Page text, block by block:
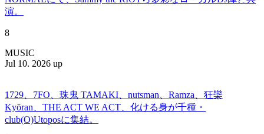
演。
8
MUSIC
Jul 10. 2026 up
1729、7FO、珠鬼 TAMAKI、nutsman、Ramza、狂欒
Kyōran、THE ACT WE ACT、化ける身が千種・
club(O)Utoposに集結。